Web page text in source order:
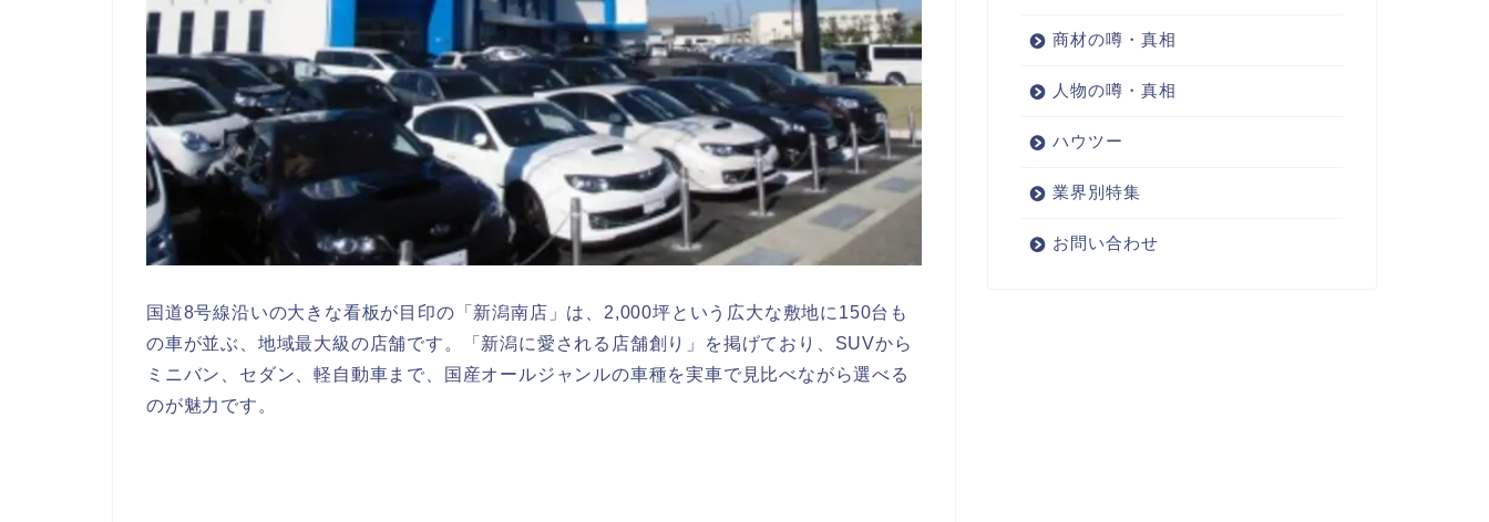
国道8号線沿いの大きな看板が目印の「新潟南店」は、2,000坪という広大な敷地に150台も
の車が並ぶ、地域最大級の店舗です。「新潟に愛される店舗創り」を掲げており、SUVから
ミニバン、セダン、軽自動車まで、国産オールジャンルの車種を実車で見比べながら選べる
のが魅力です。
商材の噂・真相
人物の噂・真相
ハウツー
業界別特集
お問い合わせ